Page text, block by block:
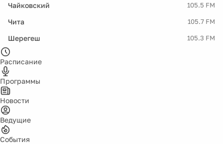
Чайковский 105.5 FM
Чита 105.7 FM
Шерегеш 105.3 FM
Расписание
Программы
Новости
Ведущие
События